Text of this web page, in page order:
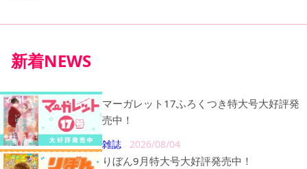
新着NEWS
マーガレット17ふろくつき特大号大好評発
売中！
雑誌 2026/08/04
りぼん9月特大号大好評発売中！